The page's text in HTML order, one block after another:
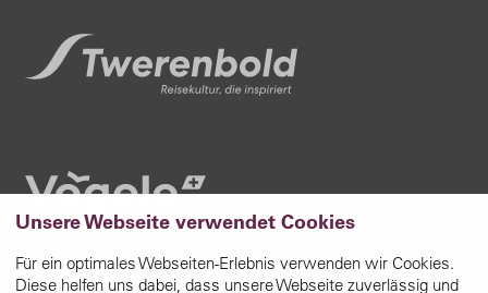
Unsere Webseite verwendet Cookies
Für ein optimales Webseiten-Erlebnis verwenden wir Cookies.
Diese helfen uns dabei, dass unsere Webseite zuverlässig und